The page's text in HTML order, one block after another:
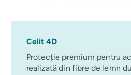
Celit 4D
Protecție premium pentru
realizată din fibre de lemn